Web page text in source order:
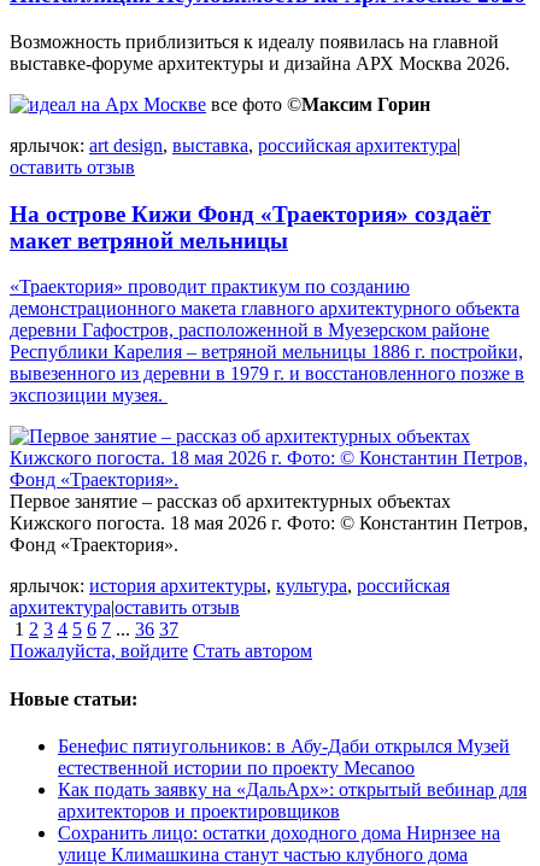
Возможность приблизиться к идеалу появилась на главной
выставке-форуме архитектуры и дизайна АРХ Москва 2026.
все фото ©Максим Горин
ярлычок: art design, выставка, российская архитектура|
оставить отзыв
На острове Кижи Фонд «Траектория» создаёт
макет ветряной мельницы
«Траектория» проводит практикум по созданию
демонстрационного макета главного архитектурного объекта
деревни Гафостров, расположенной в Муезерском районе
Республики Карелия – ветряной мельницы 1886 г. постройки,
вывезенного из деревни в 1979 г. и восстановленного позже в
экспозиции музея.
Первое занятие – рассказ об архитектурных объектах
Кижского погоста. 18 мая 2026 г. Фото: © Константин Петров,
Фонд «Траектория».
ярлычок: история архитектуры, культура, российская
архитектура|оставить отзыв
1 2 3 4 5 6 7 ... 36 37
Пожалуйста, войдите Стать автором
Новые статьи:
Бенефис пятиугольников: в Абу-Даби открылся Музей
естественной истории по проекту Mecanoo
Как подать заявку на «ДальАрх»: открытый вебинар для
архитекторов и проектировщиков
Сохранить лицо: остатки доходного дома Нирнзее на
улице Климашкина станут частью клубного дома